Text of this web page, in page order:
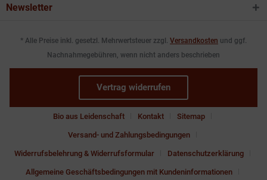
Newsletter
* Alle Preise inkl. gesetzl. Mehrwertsteuer zzgl. Versandkosten und ggf.
Nachnahmegebühren, wenn nicht anders beschrieben
Vertrag widerrufen
Bio aus Leidenschaft Kontakt Sitemap
Versand- und Zahlungsbedingungen
Widerrufsbelehrung & Widerrufsformular Datenschutzerklärung
Allgemeine Geschäftsbedingungen mit Kundeninformationen